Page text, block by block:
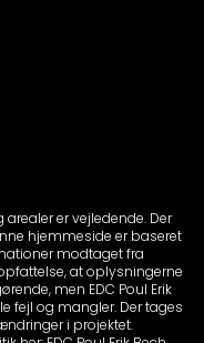
er vejledende. Der
hjemmeside er baseret
modtaget fra
at oplysningerne
men EDC Poul Erik
fejl og mangler. Der tages
i projektet.